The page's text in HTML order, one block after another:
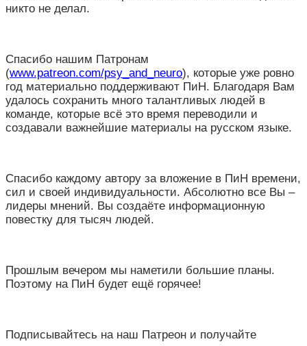
никто не делал.
Спасибо нашим Патронам
(www.patreon.com/psy_and_neuro), которые уже ровно
год материально поддерживают ПиН. Благодаря Вам
удалось сохранить много талантливых людей в
команде, которые всё это время переводили и
создавали важнейшие материалы на русском языке.
Спасибо каждому автору за вложение в ПиН времени,
сил и своей индивидуальности. Абсолютно все Вы –
лидеры мнений. Вы создаёте информационную
повестку для тысяч людей.
Прошлым вечером мы наметили большие планы.
Поэтому на ПиН будет ещё горячее!
Подписывайтесь на наш Патреон и получайте